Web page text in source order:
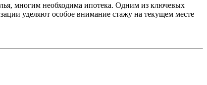
многим необходима ипотека. Одним из ключевых
уделяют особое внимание стажу на текущем месте